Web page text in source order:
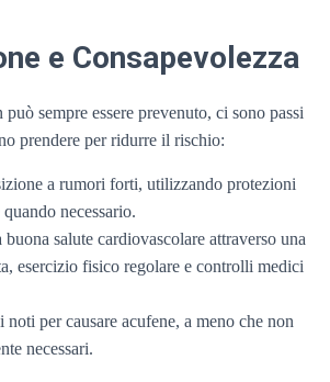
e Consapevolezza
sempre essere prevenuto, ci sono passi
prendere per ridurre il rischio:
a rumori forti, utilizzando protezioni
necessario.
buona salute cardiovascolare attraverso una
esercizio fisico regolare e controlli medici
noti per causare acufene, a meno che non
necessari.